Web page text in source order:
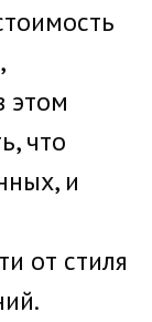
этом
что
и
от стиля